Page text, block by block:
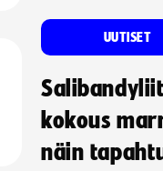
UUTISET
kokous
näin